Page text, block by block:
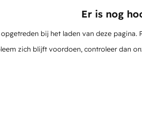
Er is nog
bij het laden van deze
zich blijft voordoen, controleer dan